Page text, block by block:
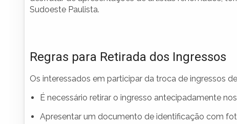
Sudoeste Paulista.
Regras para Retirada dos Ingressos
Os interessados em participar da troca de ingressos
É necessário retirar o ingresso antecipadamente
Apresentar um documento de identificação com